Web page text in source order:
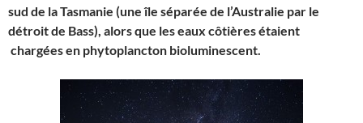
sud de la Tasmanie (une île séparée de l’Australie par le
détroit de Bass), alors que les eaux côtières étaient
chargées en phytoplancton bioluminescent.